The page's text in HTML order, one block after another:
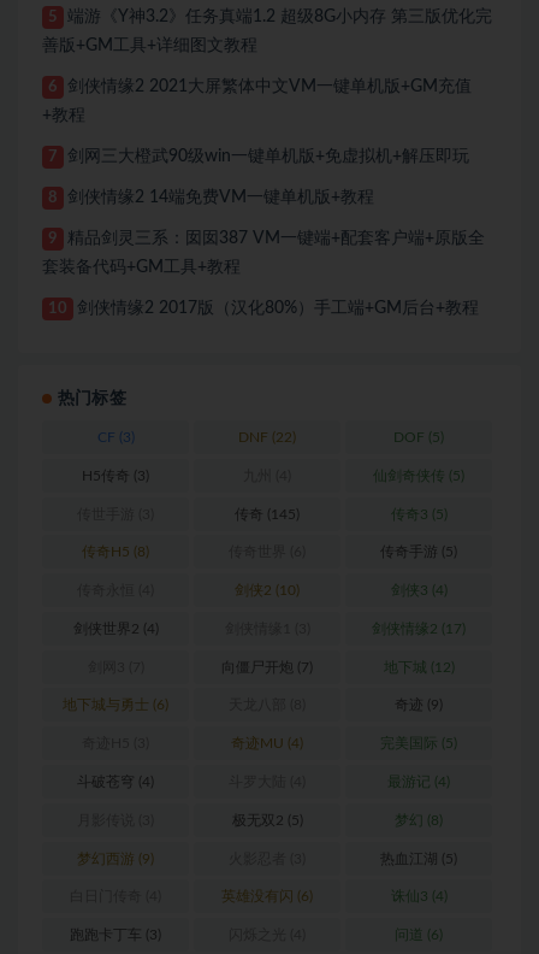
5
端游《Y神3.2》任务真端1.2 超级8G小内存 第三版优化完
善版+GM工具+详细图文教程
6
剑侠情缘2 2021大屏繁体中文VM一键单机版+GM充值
+教程
7 剑网三大橙武90级win一键单机版+免虚拟机+解压即玩
8 剑侠情缘2 14端免费VM一键单机版+教程
9
精品剑灵三系：囡囡387 VM一键端+配套客户端+原版全
套装备代码+GM工具+教程
10 剑侠情缘2 2017版（汉化80%）手工端+GM后台+教程
热门标签
CF (3) DNF (22) DOF (5)
H5传奇 (3) 仙剑奇侠传 (5)
传奇 (145) 传奇3 (5)
传奇H5 (8) 传奇手游 (5)
剑侠2 (10) 剑侠3 (4)
剑侠世界2 (4) 剑侠情缘2 (17)
向僵尸开炮 (7) 地下城 (12)
地下城与勇士 (6) 奇迹 (9)
奇迹MU (4) 完美国际 (5)
斗破苍穹 (4) 最游记 (4)
极无双2 (5) 梦幻 (8)
梦幻西游 (9) 热血江湖 (5)
英雄没有闪 (6) 诛仙3 (4)
跑跑卡丁车 (3) 问道 (6)